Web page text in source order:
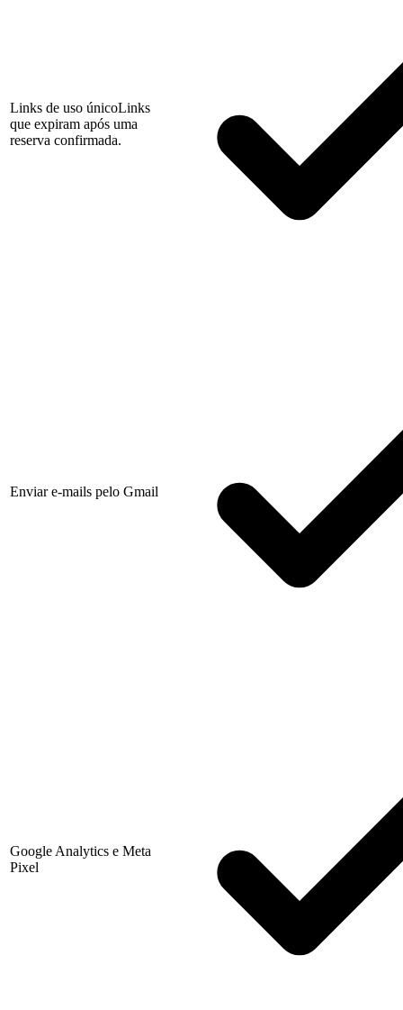
Links de uso únicoLinks
que expiram após uma
reserva confirmada.
Enviar e-mails pelo Gmail
Google Analytics e Meta
Pixel